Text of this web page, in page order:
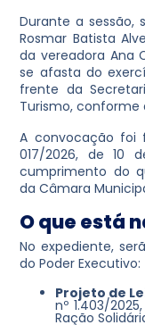
Durante a sessão,
Rosmar Batista
da vereadora Ana
se afasta do
frente da
Turismo, conforme
A convocação foi
017/2026, de 10
cumprimento do
da Câmara
O que está
No expediente,
do Poder Executivo:
Projeto de
nº 1.403/
Ração